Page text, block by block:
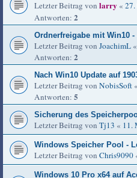
Letzter Beitrag von larry « 27.
Antworten: 2
Ordnerfreigabe mit Win10 -
Letzter Beitrag von JoachimL «
Antworten: 2
Nach Win10 Update auf
Letzter Beitrag von NobisSoft «
Antworten: 5
Sicherung des
Letzter Beitrag von Tj13 « 11.
Windows Speicher Pool -
Letzter Beitrag von Chris9090
Windows 10 Pro x64 auf